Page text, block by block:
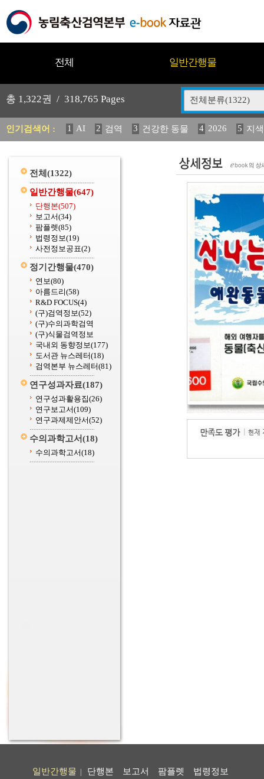
전체 일반간행물
총 1,322권 / 318,765 Pages 전체분류(1322)
인기검색어 : 1 AI 2 검역 3 건강한 동물 4 2026 5 지
12 (2013년도) 식 13 중독성 식물 도감 14 구
전체 (1322)
일반간행물(647)
단행본(507)
보고서(34)
팜플렛(85)
법령정보(19)
사전정보공표(2)
정기간행물(470)
연보(80)
아름드리(58)
R&D FOCUS(4)
(구)검역정보(52)
(구)수의과학검역
(구)식물검역정보
국내외 동향정보(177)
도서관 뉴스레터(18)
검역본부 뉴스레터(81)
연구성과자료(187)
연구성과활용집(26)
연구보고서(109)
연구과제제안서(52)
수의과학고서(18)
수의과학고서(18)
일반간행물 단행본 보고서 팜플렛
법령정보